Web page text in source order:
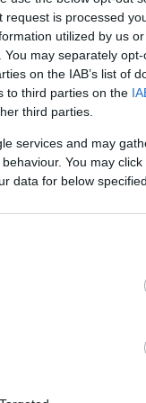
is processed
utilized by us
may separately
on the IAB’s list of
to third parties on the
third parties.
services and may
You may
data for below
az
Mindkét
állam pedig
is
munkakörök
a diákok
biztosítja,